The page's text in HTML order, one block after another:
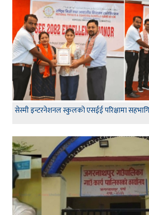
सेस्मी इन्टरनेशनल स्कुलको एसईई परिक्षामा